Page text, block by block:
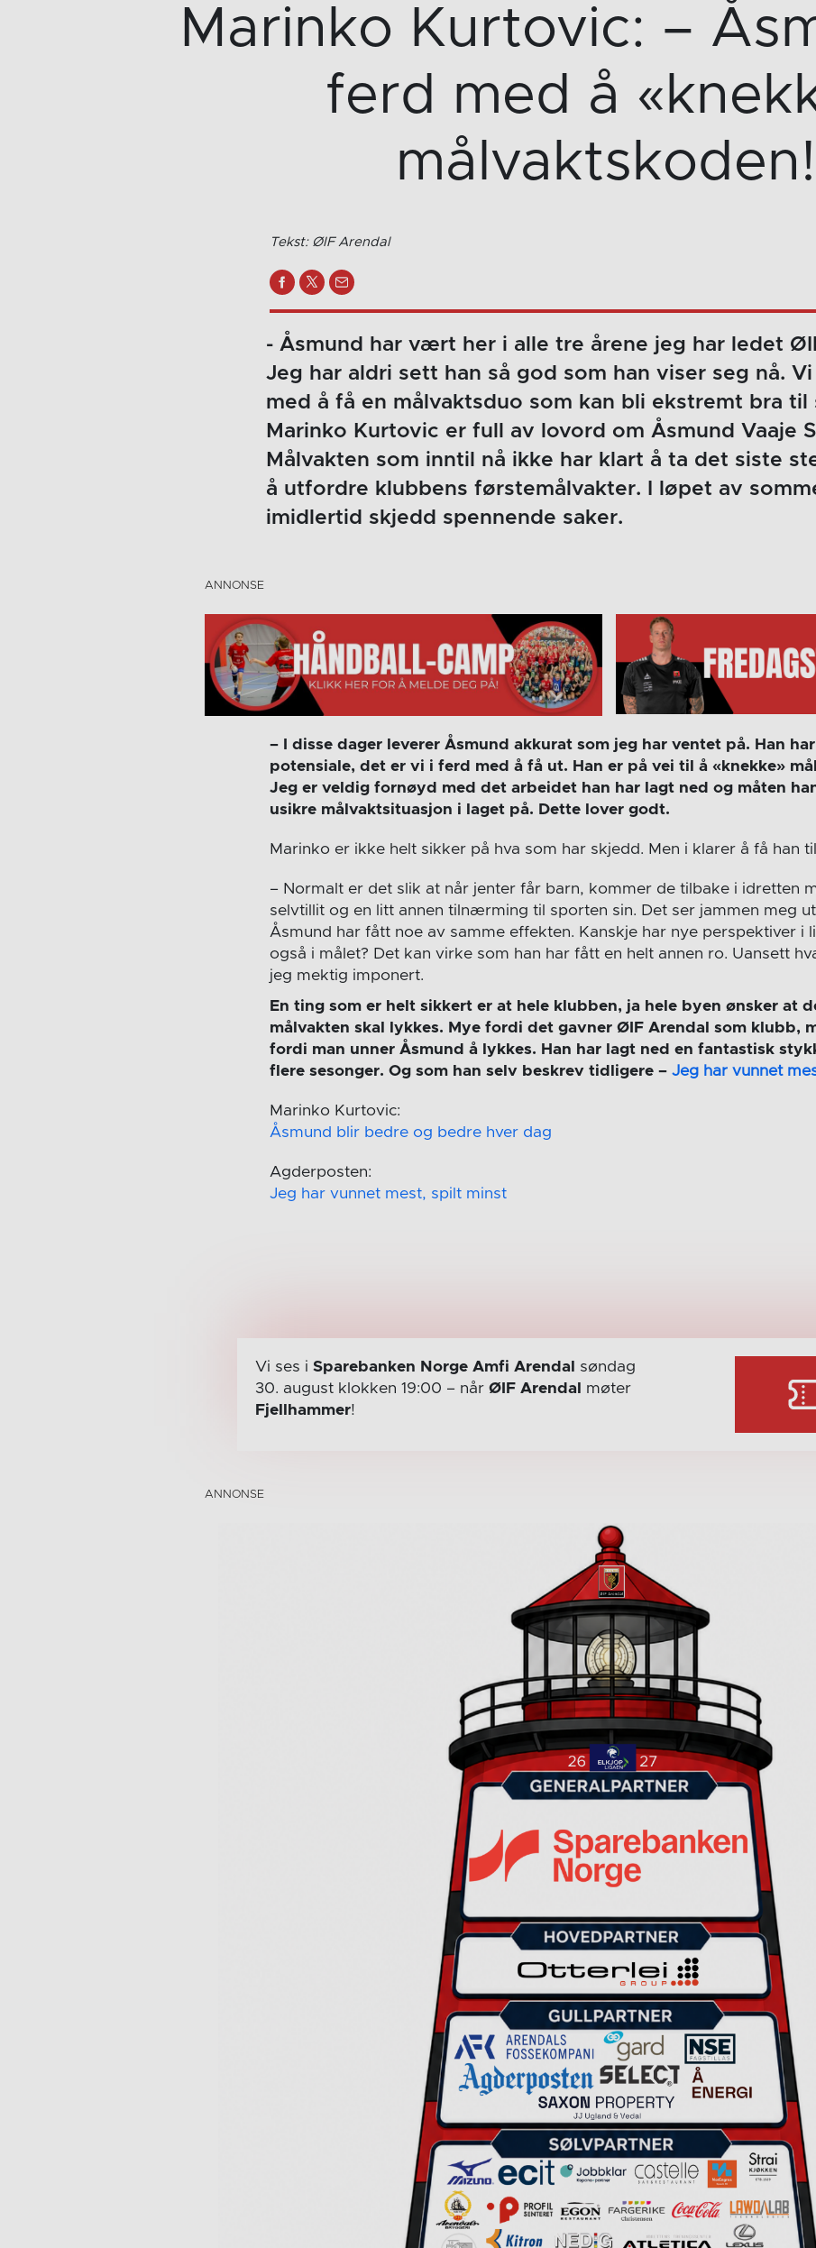
Marinko Kurtovic: –
ferd med å
målvaktskoden!
Tekst: ØIF Arendal
- Åsmund har vært her i alle tre årene jeg har ledet
Jeg har aldri sett han så god som han viser seg nå.
med å få en målvaktsduo som kan bli ekstremt bra til
Marinko Kurtovic er full av lovord om Åsmund Vaaje
Målvakten som inntil nå ikke har klart å ta det siste
å utfordre klubbens førstemålvakter. I løpet av
imidlertid skjedd spennende saker.
– I disse dager leverer Åsmund akkurat som jeg har ventet på. Han
potensiale, det er vi i ferd med å få ut. Han er på vei til å «knekke»
Jeg er veldig fornøyd med det arbeidet han har lagt ned og måten
usikre målvaktsituasjon i laget på. Dette lover godt.
Marinko er ikke helt sikker på hva som har skjedd. Men i klarer å få han
– Normalt er det slik at når jenter får barn, kommer de tilbake i idretten
selvtillit og en litt annen tilnærming til sporten sin. Det ser jammen meg
Åsmund har fått noe av samme effekten. Kanskje har nye perspektiver i
også i målet? Det kan virke som han har fått en helt annen ro. Uansett
jeg mektig imponert.
En ting som er helt sikkert er at hele klubben, ja hele byen ønsker at
målvakten skal lykkes. Mye fordi det gavner ØIF Arendal som klubb,
fordi man unner Åsmund å lykkes. Han har lagt ned en fantastisk
flere sesonger. Og som han selv beskrev tidligere –Jeg har vunnet
Marinko Kurtovic:
Åsmund blir bedre og bedre hver dag
Agderposten:
Jeg har vunnet mest, spilt minst
Vi ses i Sparebanken Norge Amfi Arendal
søndag
30. august klokken 19:00 – når ØIF Arendal
møter
Fjellhammer!